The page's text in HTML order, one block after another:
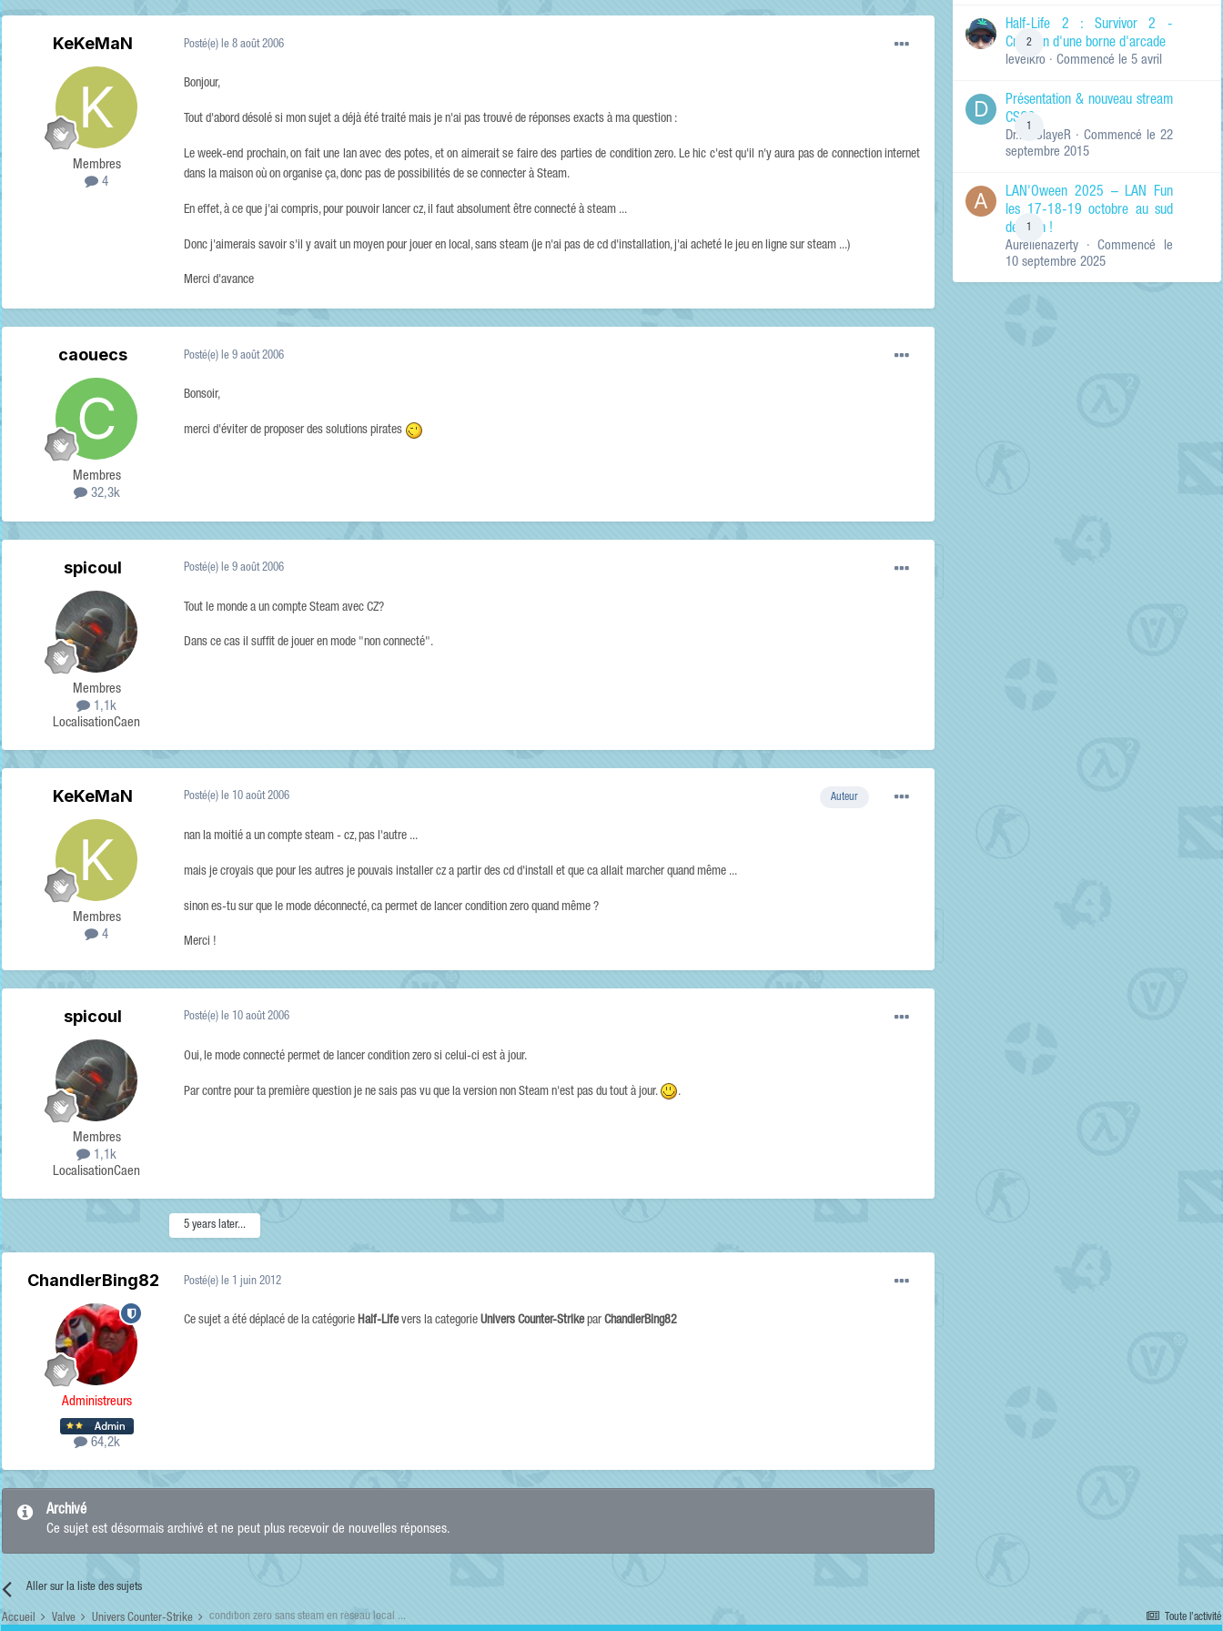
RECHERCHER LES
Titres et corps
Titres des
uniquement
KeKeMaN
Membres
4
Posté(e) le 8 août 2006
Bonjour,
Tout d'abord désolé si mon sujet a déjà été traité mais je n'ai pas trouvé de réponses exacts à ma question :
Le week-end prochain, on fait une lan avec des potes, et on aimerait se faire des parties de condition zero. Le hic c'est qu'il n'y aura pas de connection internet
dans la maison où on organise ça, donc pas de possibilités de se connecter à Steam.
En effet, à ce que j'ai compris, pour pouvoir lancer cz, il faut absolument être connecté à steam ...
Donc j'aimerais savoir s'il y avait un moyen pour jouer en local, sans steam (je n'ai pas de cd d'installation, j'ai acheté le jeu en ligne sur steam ...)
Merci d'avance
caouecs
Membres
32,3k
Posté(e) le 9 août 2006
Bonsoir,
merci d'éviter de proposer des solutions pirates
spicoul
Membres
1,1k
LocalisationCaen
Posté(e) le 9 août 2006
Tout le monde a un compte Steam avec CZ?
Dans ce cas il suffit de jouer en mode "non connecté".
KeKeMaN
Membres
4
Auteur
Posté(e) le 10 août 2006
nan la moitié a un compte steam - cz, pas l'autre ...
mais je croyais que pour les autres je pouvais installer cz a partir des cd d'install et que ca allait marcher quand même ...
sinon es-tu sur que le mode déconnecté, ca permet de lancer condition zero quand même ?
Merci !
spicoul
Membres
1,1k
LocalisationCaen
Posté(e) le 10 août 2006
Oui, le mode connecté permet de lancer condition zero si celui-ci est à jour.
Par contre pour ta première question je ne sais pas vu que la version non Steam n'est pas du tout à jour. .
5 years later...
ChandlerBing82
Administreurs
64,2k
Posté(e) le 1 juin 2012
Ce sujet a été déplacé de la catégorie Half-Lifevers la categorie Univers Counter-Strikepar ChandlerBing82
Archivé
Ce sujet est désormais archivé et ne peut plus recevoir de nouvelles réponses.
Aller sur la liste des sujets
2
Half-Life 2 : Survivor 2 -
Création d'une borne d'arcade
levelkro · Commencé le 5 avril
1
Présentation & nouveau stream
CSGO
Dr.KinSlayeR · Commencé le 22
septembre 2015
1
LAN'Oween 2025 – LAN Fun
les 17-18-19 octobre au sud
de Lyon !
Aurelienazerty · Commencé le
10 septembre 2025
Toute l’activité
Accueil Valve Univers Counter-Strike condition zero sans steam en réseau local ...